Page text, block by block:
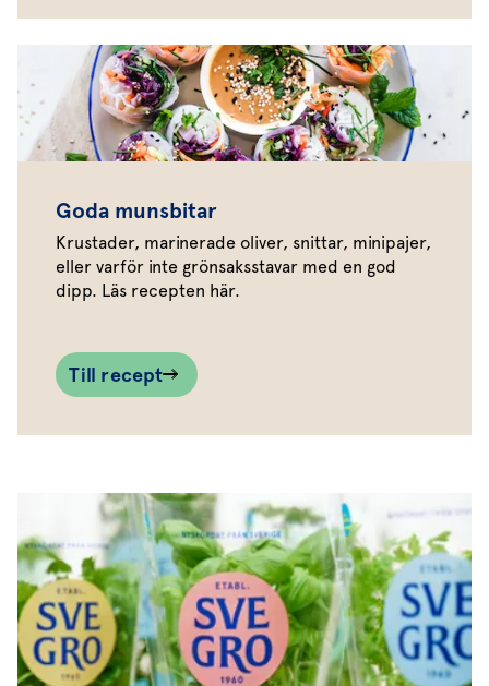
Goda munsbitar
Krustader, marinerade oliver, snittar, minipajer,
eller varför inte grönsaksstavar med en god
dipp. Läs recepten här.
Till recept